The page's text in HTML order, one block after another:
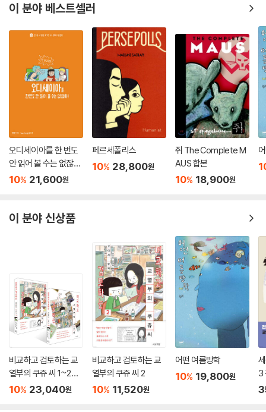
이 분야 베스트셀러
오디세이아를 한 번도
안 읽어 볼 수는 없잖
아!
10% 21,600원
페르세폴리스
10% 28,800원
쥐 The Complete M
AUS 합본
10% 18,900원
이 분야 신상품
비교하고 검토하는 교
열부의 쿠쥬 씨 1~2권
세트
10% 23,040원
비교하고 검토하는 교
열부의 쿠쥬 씨 2
10% 11,520원
어떤 여름방학
10% 19,800원
3